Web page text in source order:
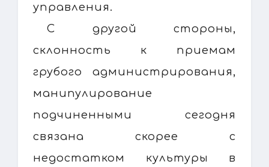
управления.
С другой стороны,
склонность к приемам
грубого администрирования,
манипулирование
подчиненными сегодня
связана скорее с
недостатком культуры в